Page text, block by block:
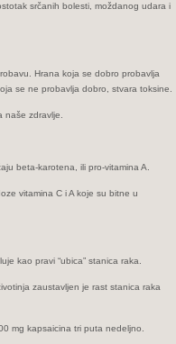
srčanih bolesti, moždanog udara i
Hrana koja se dobro probavlja
se ne probavlja dobro, stvara toksine.
zdravlje.
beta-karotena, ili pro-vitamina A.
vitamina C i A koje su bitne u
kao pravi “ubica” stanica raka.
zaustavljen je rast stanica raka
mg kapsaicina tri puta nedeljno.